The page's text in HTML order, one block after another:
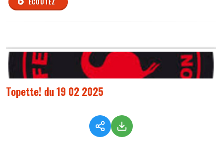
Topette! du 19 02 2025